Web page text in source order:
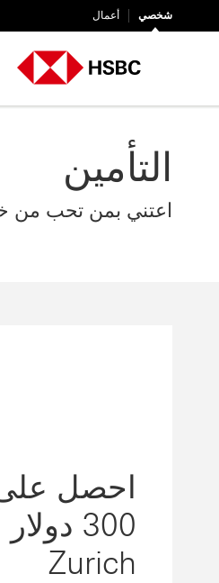
شخصي أعمال
التأمين
اعتني بمن تحب من
احصل
300
Zurich